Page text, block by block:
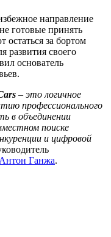
направление
готовые принять
за бортом
развития своего
основатель
– это логичное
профессионального
в объединении
поиске
и цифровой
Антон Ганжа.